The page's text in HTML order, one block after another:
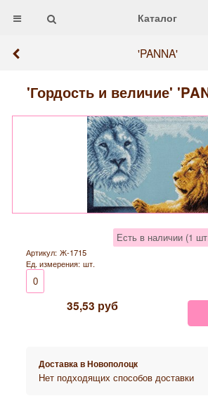
Каталог
'PANNA'
'Гордость и величие'
Есть в наличии (1
Артикул: Ж-1715
Ед. измерения: шт.
0
35,53 руб
Доставка вНовополоцк
Нет подходящих способов доставки